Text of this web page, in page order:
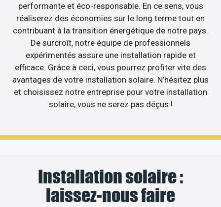
performante et éco-responsable. En ce sens, vous
réaliserez des économies sur le long terme tout en
contribuant à la transition énergétique de notre pays.
De surcroît, notre équipe de professionnels
expérimentés assure une installation rapide et
efficace. Grâce à ceci, vous pourrez profiter vite des
avantages de votre installation solaire. N’hésitez plus
et choisissez notre entreprise pour votre installation
solaire, vous ne serez pas déçus !
Installation solaire :
laissez-nous faire